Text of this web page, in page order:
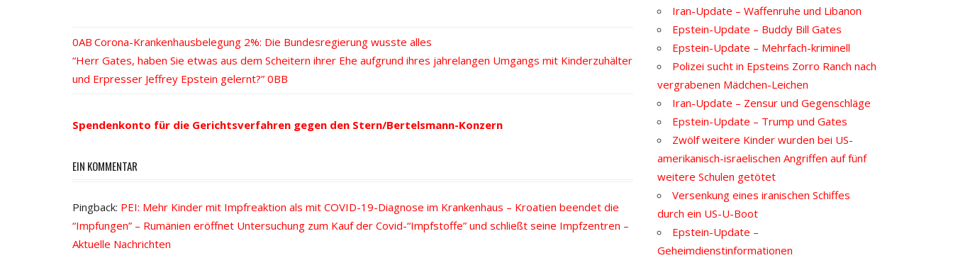
Beitrags-
Navigation
Vorheriger
Beitrag:
Corona-Krankenhausbelegung 2%: Die Bundesregierung wusste alles
Nächster
Beitrag:
“Herr Gates, haben Sie etwas aus dem Scheitern ihrer Ehe aufgrund ihres jahrelangen Umgangs mit Kinderzuhälter
und Erpresser Jeffrey Epstein gelernt?”
Spendenkonto für die Gerichtsverfahren gegen den Stern/Bertelsmann-Konzern
EIN KOMMENTAR
Pingback: PEI: Mehr Kinder mit Impfreaktion als mit COVID-19-Diagnose im Krankenhaus – Kroatien beendet die
“Impfungen” – Rumänien eröffnet Untersuchung zum Kauf der Covid-“Impfstoffe” und schließt seine Impfzentren –
Aktuelle Nachrichten
Iran-Update – Waffenruhe und Libanon
Epstein-Update – Buddy Bill Gates
Epstein-Update – Mehrfach-kriminell
Polizei sucht in Epsteins Zorro Ranch nach
vergrabenen Mädchen-Leichen
Iran-Update – Zensur und Gegenschläge
Epstein-Update – Trump und Gates
Zwölf weitere Kinder wurden bei US-
amerikanisch-israelischen Angriffen auf fünf
weitere Schulen getötet
Versenkung eines iranischen Schiffes
durch ein US-U-Boot
Epstein-Update –
Geheimdienstinformationen